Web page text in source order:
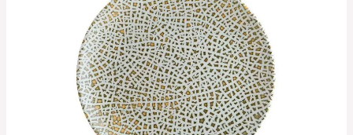
era:
94.85€.
es:
92.00€.